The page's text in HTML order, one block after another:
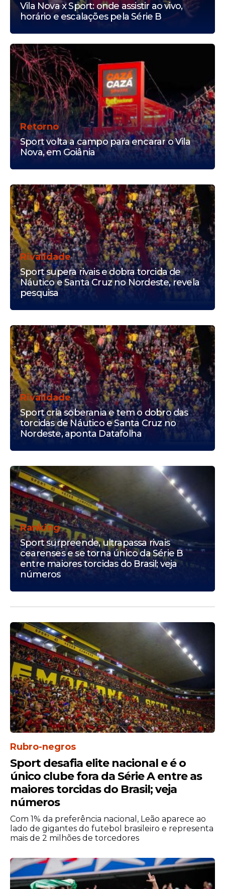
Vila Nova x Sport: onde assistir ao vivo,
horário e escalações pela Série B
Retorno
Sport volta a campo para encarar o Vila
Nova, em Goiânia
Rivalidade
Sport supera rivais e dobra torcida de
Náutico e Santa Cruz no Nordeste, revela
pesquisa
Rivalidade
Sport cria soberania e tem o dobro das
torcidas de Náutico e Santa Cruz no
Nordeste, aponta Datafolha
Ranking
Sport surpreende, ultrapassa rivais
cearenses e se torna único da Série B
entre maiores torcidas do Brasil; veja
números
Rubro-negros
Sport desafia elite nacional e é o
único clube fora da Série A entre as
maiores torcidas do Brasil; veja
números
Com 1% da preferência nacional, Leão aparece ao
lado de gigantes do futebol brasileiro e representa
mais de 2 milhões de torcedores